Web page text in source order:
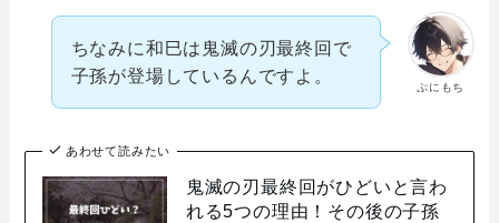
ぷにもち
ちなみに和巳は鬼滅の刃最終回で
子孫が登場しているんですよ。
あわせて読みたい
鬼滅の刃最終回がひどいと言わ
れる5つの理由！その後の子孫